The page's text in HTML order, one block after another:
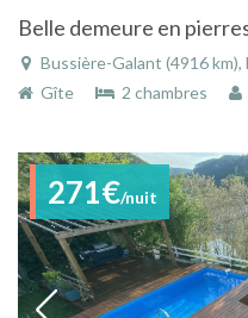
Belle demeure en
Bussière-Galant (4916 km), Haute-
Gîte
2 chambres
271€/nuit